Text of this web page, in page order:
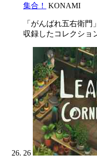
集合！
KONAMI
「がんばれ五右衛
収録したコレクショ
26